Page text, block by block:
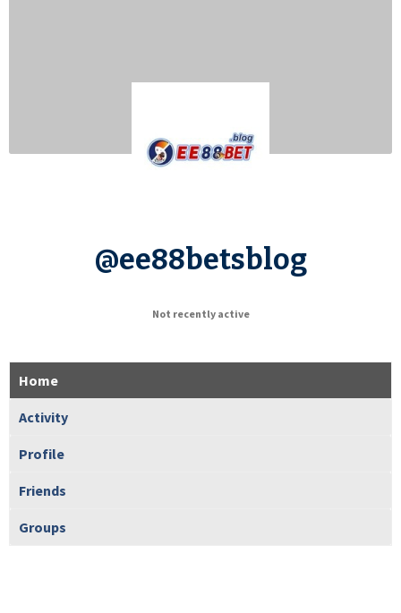
@ee88betsblog
Not recently active
Home
Activity
Profile
Friends
Groups